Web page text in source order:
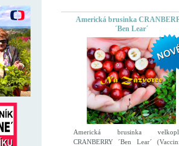
Americká brusinka
´Ben Lear´
Americká brusinka
CRANBERRY ´Ben Lear´